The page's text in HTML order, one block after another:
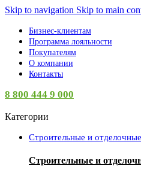
Skip to navigation Skip to main
Бизнес-клиентам
Программа лояльности
Покупателям
О компании
Контакты
8 800 444 9 000
Категории
Строительные и
Строительные и